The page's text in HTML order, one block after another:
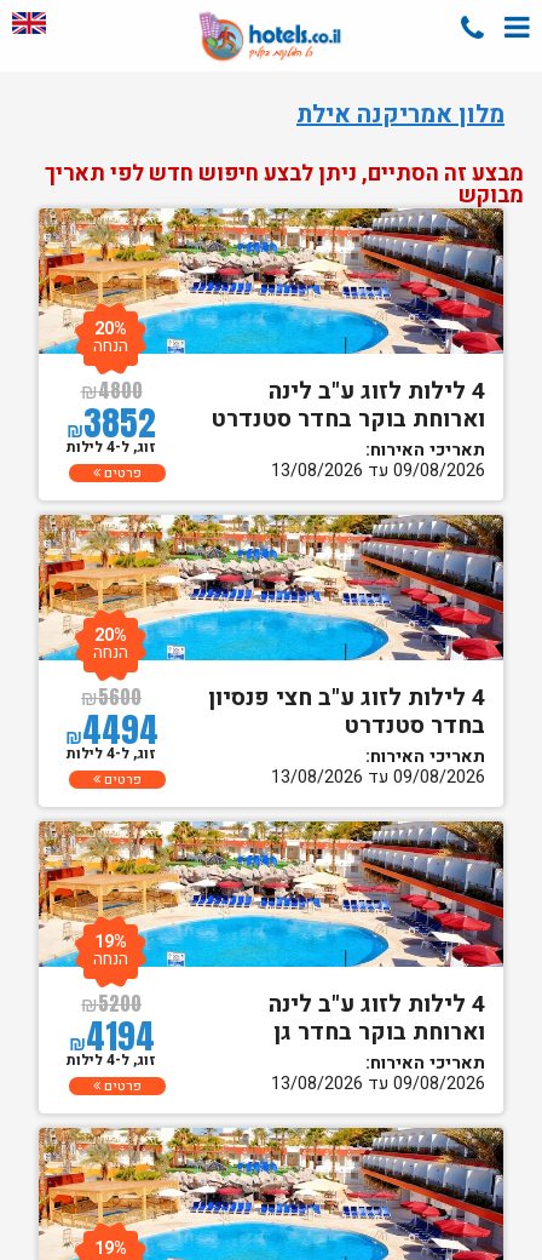
מלון אמריקנה אילת
מבצע זה הסתיים, ניתן לבצע חיפוש חדש לפי תאריך
מבוקש
4 לילות לזוג ע"ב לינה
וארוחת בוקר בחדר סטנדרט
תאריכי האירוח:
09/08/2026 עד 13/08/2026
₪4800
₪3852
20%
הנחה
זוג, ל-4 לילות
פרטים
4 לילות לזוג ע"ב חצי פנסיון
בחדר סטנדרט
תאריכי האירוח:
09/08/2026 עד 13/08/2026
₪5600
₪4494
20%
הנחה
זוג, ל-4 לילות
פרטים
4 לילות לזוג ע"ב לינה
וארוחת בוקר בחדר גן
תאריכי האירוח:
09/08/2026 עד 13/08/2026
₪5200
₪4194
19%
הנחה
זוג, ל-4 לילות
פרטים
19%